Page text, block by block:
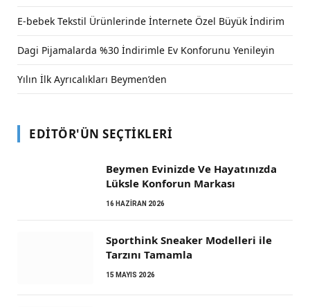
E-bebek Tekstil Ürünlerinde İnternete Özel Büyük İndirim
Dagi Pijamalarda %30 İndirimle Ev Konforunu Yenileyin
Yılın İlk Ayrıcalıkları Beymen’den
EDITÖR'ÜN SEÇTIKLERI
Beymen Evinizde Ve Hayatınızda
Lüksle Konforun Markası
16 HAZIRAN 2026
Sporthink Sneaker Modelleri ile
Tarzını Tamamla
15 MAYIS 2026